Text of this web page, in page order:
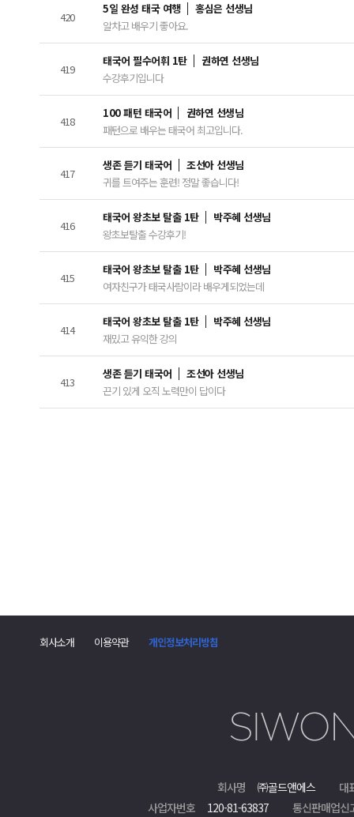
420
5일 완성 태국 여행
홍심은 선생님
알차고 배우기 좋아요.
419
태국어 필수어휘 1탄
권하연 선생님
수강후기입니다
418
100 패턴 태국어
권하연 선생님
패턴으로 배우는 태국어 최고입니다.
417
생존 듣기 태국어
조선아 선생님
귀를 트여주는 훈련! 정말 좋습니다!
416
태국어 왕초보 탈출 1탄
박주혜 선생님
왕초보탈출 수강후기!
415
태국어 왕초보 탈출 1탄
박주혜 선생님
여자친구가 태국사람이라 배우게되었는데
414
태국어 왕초보 탈출 1탄
박주혜 선생님
재밌고 유익한 강의
413
생존 듣기 태국어
조선아 선생님
끈기 있게 오직 노력만이 답이다
회사소개 이용약관 개인정보처리방침
회사명 ㈜골드앤에스
대
사업자번호
120-81-63837
통신판매업신